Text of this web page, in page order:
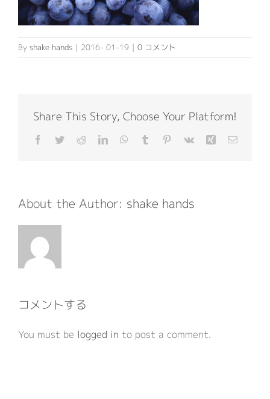
ITサポートサービス
By shake hands | 2016- 01-19 | 0 コメント
Share This Story, Choose Your Platform!
Facebook
TwitterRedditLinkedInWhatsApp
Tumblr Pinterest
Vk Xing 電
About the Author: shake hands
コメントする
You must be logged in to post a comment.